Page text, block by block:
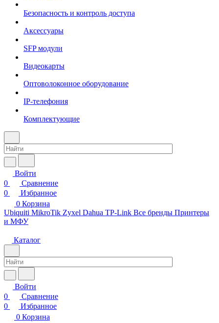
Безопасность и контроль доступа
Аксессуары
SFP модули
Видеокарты
Оптоволоконное оборудование
IP-телефония
Комплектующие
Войти
0
Сравнение
0
Избранное
0 Корзина
Ubiquiti MikroTik Zyxel Dahua TP-Link Все бренды Принтеры
и МФУ
Каталог
Войти
0
Сравнение
0
Избранное
0 Корзина